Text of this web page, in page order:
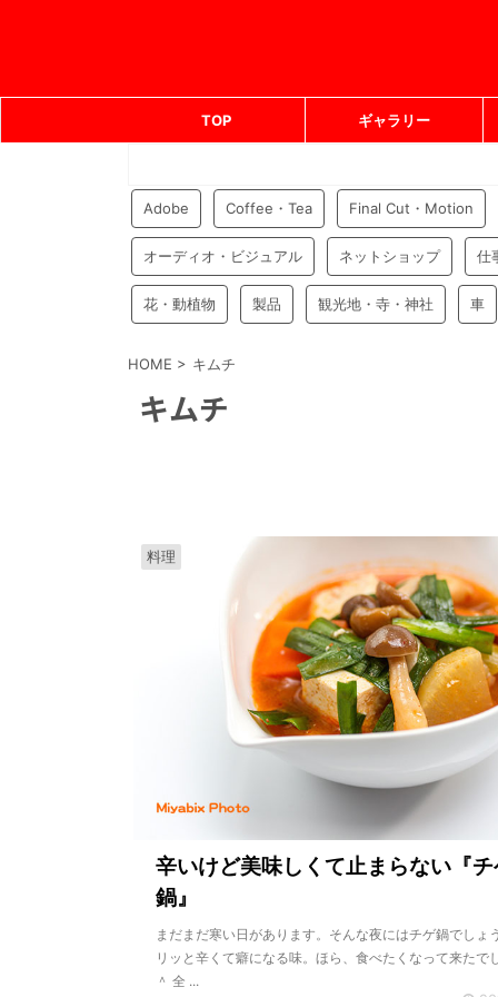
TOP ギャラリー
Adobe Coffee・Tea Final Cut・Motion
オーディオ・ビジュアル ネットショップ 仕
花・動植物 製品 観光地・寺・神社 車
HOME > キムチ
キムチ
料理
辛いけど美味しくて止まらない『
鍋』
まだまだ寒い日があります。そんな夜にはチゲ鍋でしょ
リッと辛くて癖になる味。ほら、食べたくなって来たで
＾ 全 ...